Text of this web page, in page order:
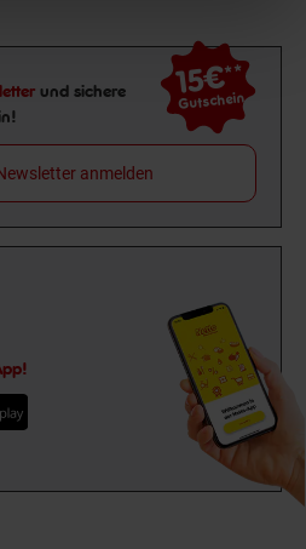
und sichere
15€**
Gutschein
anmelden